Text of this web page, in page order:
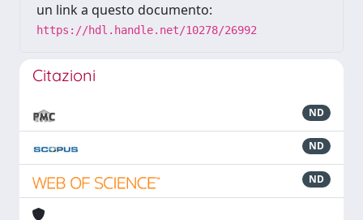
un link a questo documento:
https://hdl.handle.net/10278/26992
Citazioni
ND
ND
ND